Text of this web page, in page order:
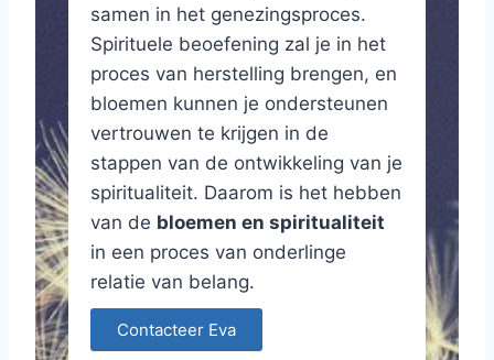
samen in het genezingsproces.
Spirituele beoefening zal je in het
proces van herstelling brengen, en
bloemen kunnen je ondersteunen
vertrouwen te krijgen in de
stappen van de ontwikkeling van je
spiritualiteit. Daarom is het hebben
van de bloemen en spiritualiteit
in een proces van onderlinge
relatie van belang.
Contacteer Eva